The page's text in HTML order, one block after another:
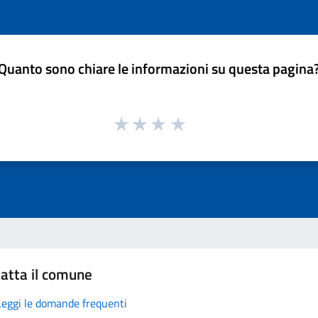
sono chiare le informazioni su questa
il comune
le domande frequenti